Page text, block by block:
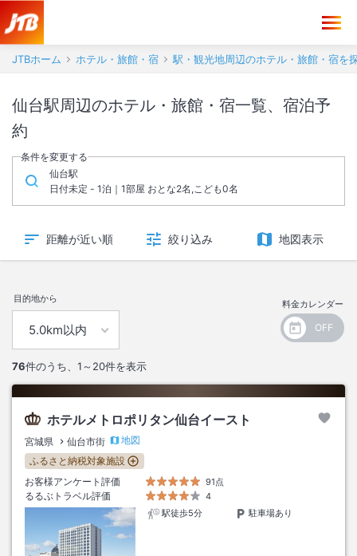
JTBホーム ホテル・旅館・宿 駅・観光地周辺のホテル・旅館・宿を
仙台駅周辺のホテル・旅館・宿一覧、宿泊予
約
条件を変更する
仙台駅
日付未定 - 1泊｜1部屋 おとな2名,こども0名
距離が近い順 絞り込み 地図表示
目的地から 料金カレンダー
76件のうち、 1～20件を表示
ホテルメトロポリタン仙台イースト
宮城県 仙台市街
地図
ふるさと納税対象施設
お客様アンケート評価
91点
るるぶトラベル評価
4
駅徒歩5分
駐車場あり